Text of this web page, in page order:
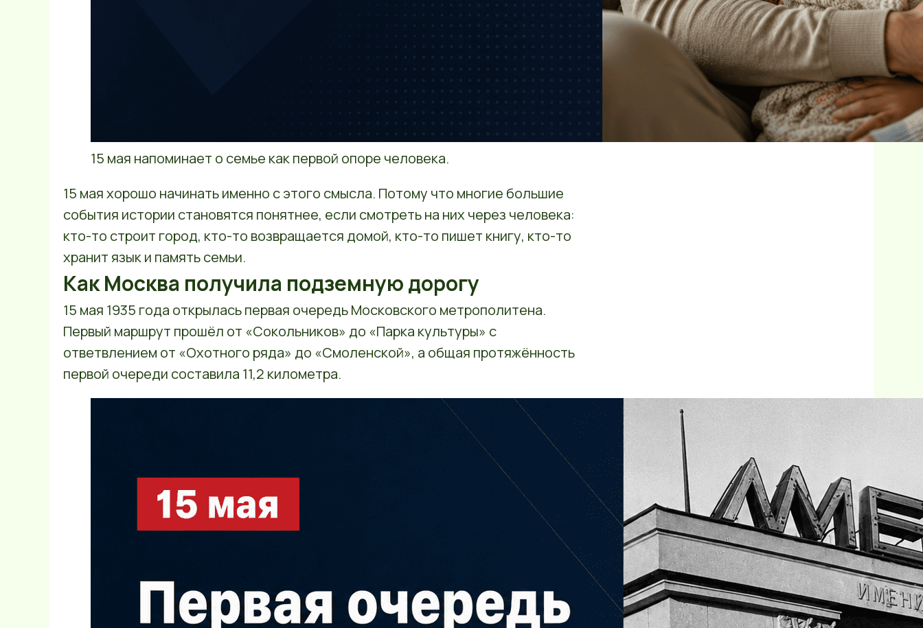
15 мая напоминает о семье как первой опоре человека.
15 мая хорошо начинать именно с этого смысла. Потому что многие большие
события истории становятся понятнее, если смотреть на них через человека:
кто-то строит город, кто-то возвращается домой, кто-то пишет книгу, кто-то
хранит язык и память семьи.
Как Москва получила подземную дорогу
15 мая 1935 года открылась первая очередь Московского метрополитена.
Первый маршрут прошёл от «Сокольников» до «Парка культуры» с
ответвлением от «Охотного ряда» до «Смоленской», а общая протяжённость
первой очереди составила 11,2 километра.